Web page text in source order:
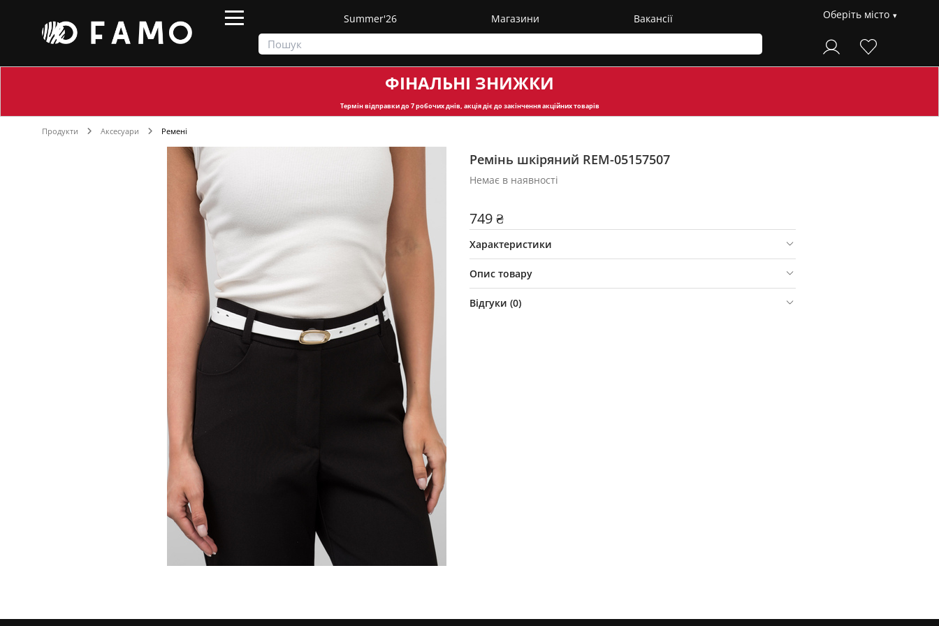
Summer'26 Магазини Вакансії Оберіть місто
ФІНАЛЬНІ ЗНИЖКИ
Термін відправкидо 7 робочих днів, акція діє до закінчення акційних товарів
Продукти Аксесуари Ремені
Ремінь шкіряний REM-05157507
Немає в наявності
749 ₴
Характеристики
Опис товару
Відгуки (0)